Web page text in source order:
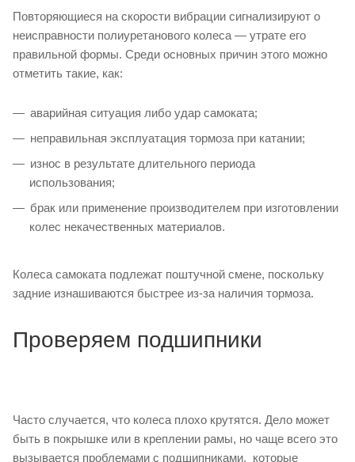
Повторяющиеся на скорости вибрации сигнализируют о
неисправности полиуретанового колеса — утрате его
правильной формы. Среди основных причин этого можно
отметить такие, как:
аварийная ситуация либо удар самоката;
неправильная эксплуатация тормоза при катании;
износ в результате длительного периода
использования;
брак или применение производителем при изготовлении
колес некачественных материалов.
Колеса самоката подлежат поштучной смене, поскольку
задние изнашиваются быстрее из-за наличия тормоза.
Проверяем подшипники
Часто случается, что колеса плохо крутятся. Дело может
быть в покрышке или в креплении рамы, но чаще всего это
вызывается проблемами с подшипниками, которые